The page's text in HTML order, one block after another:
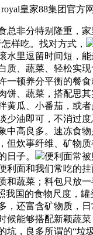
皇家88集团官方
分特别隆重，家
样吃。找对方式，
水里逗留时间短，
质、蔬菜、轻松实
顿养分平衡的餐食
饼、蔬菜，搭配思
黄瓜、小番茄，或
少油即可，不消过度
中高良多。速冻食
但炊事纤维、矿物
日子。
便利面常
利面和我们常吃的
和蔬菜；料包只放
我国的食物尺度，
，还富含矿物质，
候能够搭配新颖蔬菜
坑，良多所谓的“